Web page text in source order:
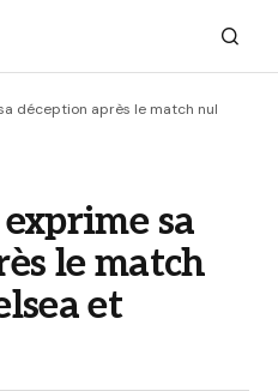
déception après le match nul
sa
le match
et